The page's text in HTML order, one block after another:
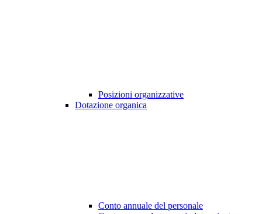
Posizioni organizzative
Dotazione organica
Conto annuale del personale